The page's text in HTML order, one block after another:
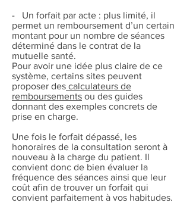
- Un forfait par acte : plus limité, il
permet un remboursement d’un certain
montant pour un nombre de séances
déterminé dans le contrat de la
mutuelle santé.
Pour avoir une idée plus claire de ce
système, certains sites peuvent
proposer des calculateurs de
remboursements ou des guides
donnant des exemples concrets de
prise en charge.
Une fois le forfait dépassé, les
honoraires de la consultation seront à
nouveau à la charge du patient. Il
convient donc de bien évaluer la
fréquence des séances ainsi que leur
coût afin de trouver un forfait qui
convient parfaitement à vos habitudes.